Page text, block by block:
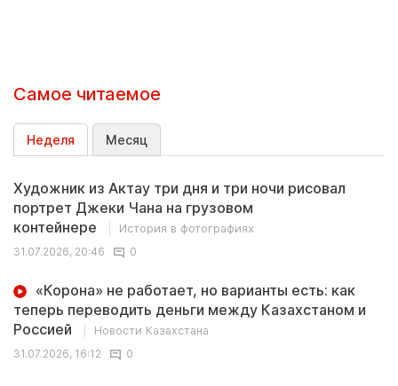
Самое читаемое
Неделя Месяц
Художник из Актау три дня и три ночи рисовал
портрет Джеки Чана на грузовом
контейнере
История в фотографиях
31.07.2026, 20:46
0
«Корона» не работает, но варианты есть: как
теперь переводить деньги между Казахстаном и
Россией
Новости Казахстана
31.07.2026, 16:12
0